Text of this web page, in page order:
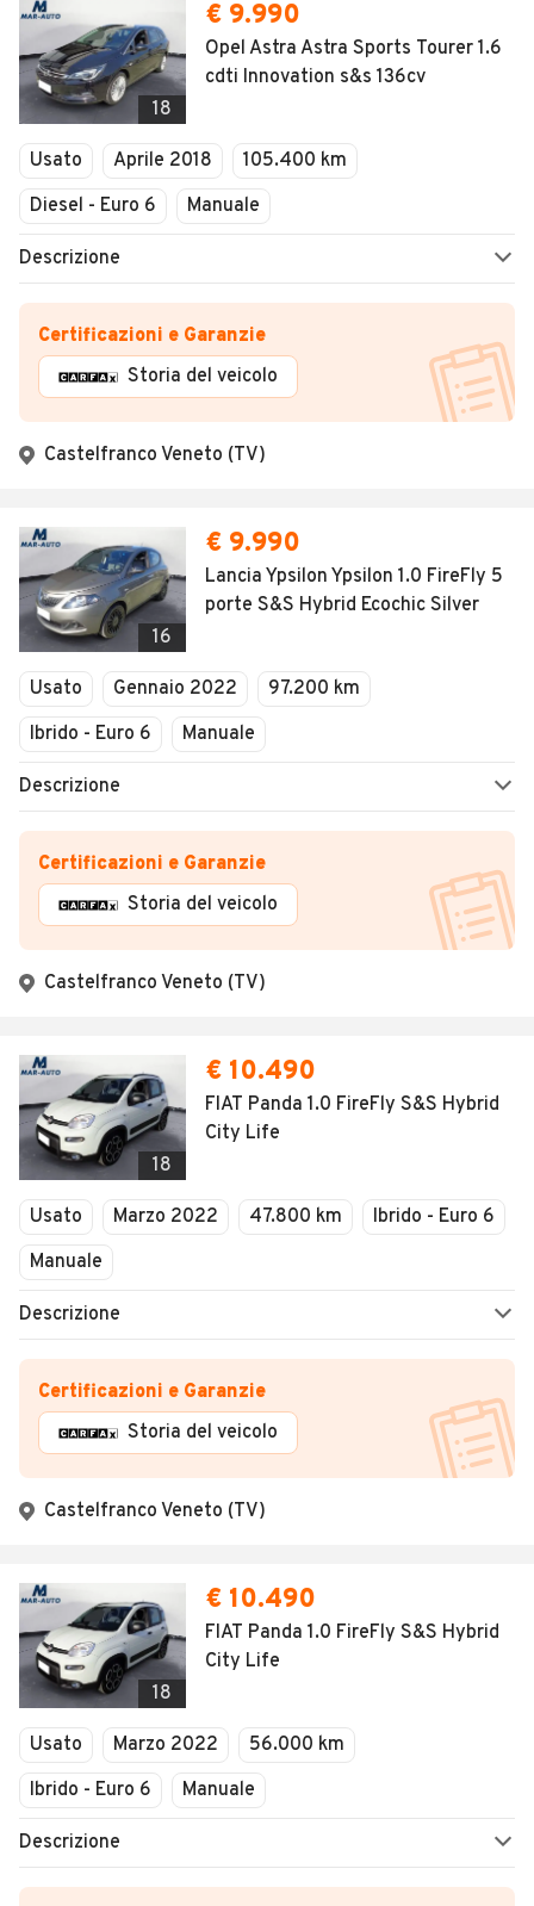
18
€ 9.990
Opel Astra Astra Sports Tourer 1.6
cdti Innovation s&s 136cv
Usato Aprile 2018
105.400 km
Diesel - Euro 6
Manuale
Descrizione
Certificazioni e Garanzie
Storia del veicolo
Castelfranco Veneto (TV)
16
€ 9.990
Lancia Ypsilon Ypsilon 1.0 FireFly 5
porte S&S Hybrid Ecochic Silver
Usato Gennaio 2022
97.200 km
Ibrido - Euro 6
Manuale
Descrizione
Certificazioni e Garanzie
Storia del veicolo
Castelfranco Veneto (TV)
18
€ 10.490
FIAT Panda 1.0 FireFly S&S Hybrid
City Life
Usato Marzo 2022 47.800 km
Ibrido - Euro 6
Manuale
Descrizione
Certificazioni e Garanzie
Storia del veicolo
Castelfranco Veneto (TV)
18
€ 10.490
FIAT Panda 1.0 FireFly S&S Hybrid
City Life
Usato Marzo 2022
56.000 km
Ibrido - Euro 6
Manuale
Descrizione